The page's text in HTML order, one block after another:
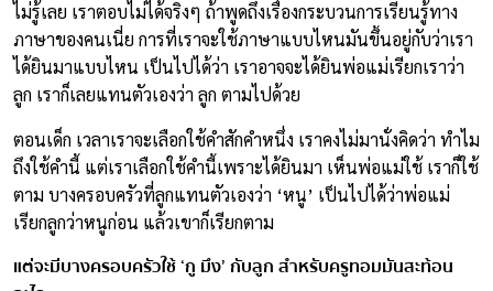
ไม่รู้เลย เราตอบไม่ได้จริงๆ ถ้าพูดถึงเรื่องกระบวนการเรียนรู้ทาง
ภาษาของคนเนี่ย การที่เราจะใช้ภาษาแบบไหนมันขึ้นอยู่กับว่าเรา
ได้ยินมาแบบไหน เป็นไปได้ว่า เราอาจจะได้ยินพ่อแม่เรียกเราว่า
ลูก เราก็เลยแทนตัวเองว่า ลูก ตามไปด้วย
ตอนเด็ก เวลาเราจะเลือกใช้คำสักคำหนึ่ง เราคงไม่มานั่งคิดว่า ทำไม
ถึงใช้คำนี้ แต่เราเลือกใช้คำนี้เพราะได้ยินมา เห็นพ่อแม่ใช้ เราก็ใช้
ตาม บางครอบครัวที่ลูกแทนตัวเองว่า ‘หนู’ เป็นไปได้ว่าพ่อแม่
เรียกลูกว่าหนูก่อน แล้วเขาก็เรียกตาม
แต่จะมีบางครอบครัวใช้ ‘กู มึง’ กับลูก สำหรับครูทอมมันสะท้อน